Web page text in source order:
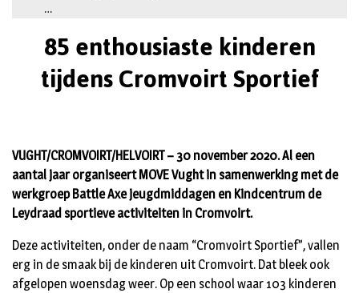
…
85 enthousiaste kinderen
tijdens Cromvoirt Sportief
VUGHT/CROMVOIRT/HELVOIRT – 30 november 2020. Al een
aantal jaar organiseert MOVE Vught in samenwerking met de
werkgroep Battle Axe jeugdmiddagen en Kindcentrum de
Leydraad sportieve activiteiten in Cromvoirt.
Deze activiteiten, onder de naam “Cromvoirt Sportief”, vallen
erg in de smaak bij de kinderen uit Cromvoirt. Dat bleek ook
afgelopen woensdag weer. Op een school waar 103 kinderen